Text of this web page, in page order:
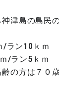
津島の島民
/ラン10ｋｍ
/ラン5ｋｍ
の方は７０